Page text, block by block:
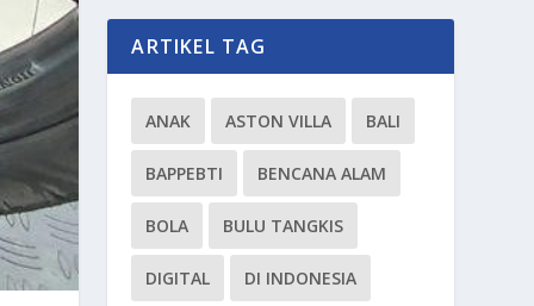
ARTIKEL TAG
ANAK ASTON VILLA BALI
BAPPEBTI BENCANA ALAM
BOLA BULU TANGKIS
DIGITAL DI INDONESIA